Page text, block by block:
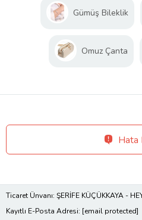
Gümüş Bileklik
Omuz Çanta
Hata
Ticaret Ünvanı: ŞERİFE KÜÇÜKKAYA -
Kayıtlı E-Posta Adresi: [email protected]